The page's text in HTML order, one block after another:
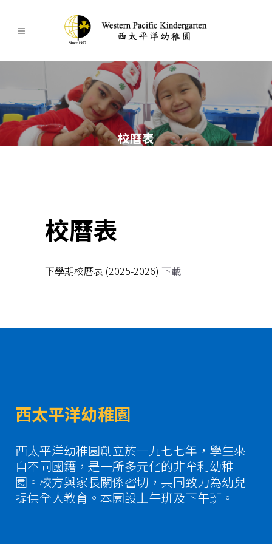
校曆表
校曆表
下學期校曆表 (2025-2026) 下載
西太平洋幼稚園
西太平洋幼稚園創立於一九七七年，學生來
自不同國籍，是一所多元化的非牟利幼稚
園。校方與家長關係密切，共同致力為幼兒
提供全人教育。本園設上午班及下午班。